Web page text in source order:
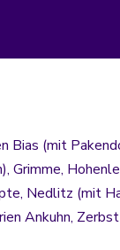
(mit
Nedlitz (mit
Ankuhn,